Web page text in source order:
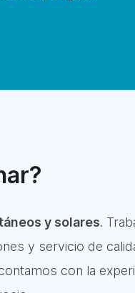
y solares.
y servicio de
con la